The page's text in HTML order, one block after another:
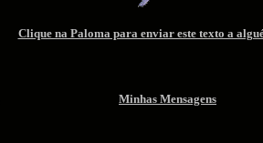
Clique na Paloma para enviar este texto a
Minhas Mensagens